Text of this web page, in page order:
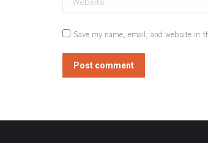
Save my name, email, and website
Post comment